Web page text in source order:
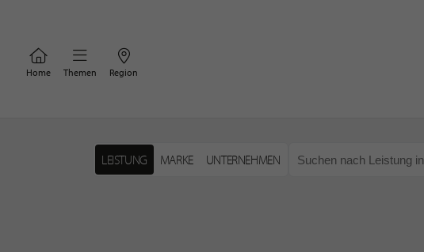
Home Themen Region
LEISTUNG MARKE UNTERNEHMEN